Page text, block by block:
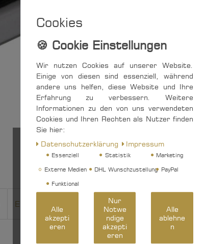
EU-Verantwortlicher Hersteller
Cookies
Wir nutzen Cookies auf unserer Website.
Einige von diesen sind essenziell, während
andere uns helfen, diese Website und Ihre
Erfahrung zu verbessern. Weitere
Informationen zu den von uns verwendeten
Cookies und Ihren Rechten als Nutzer finden
Sie hier:
Daten­schutz­erklärung
Impressum
Essenziell Statistik
Marketing
Externe Medien
DHL Wunschzustellung PayPal
Funktional
Alle
akzepti
eren
Nur
Notwe
ndige
akzepti
eren
Alle
ablehne
n